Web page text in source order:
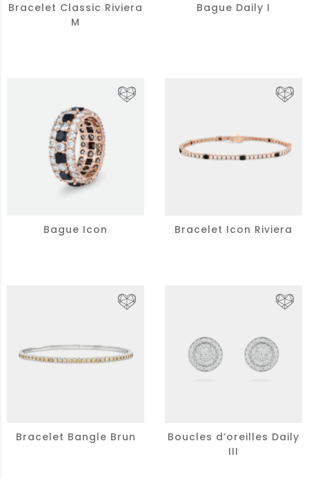
Bracelet Classic Riviera
M
Bague Daily I
Bague Icon Bracelet Icon Riviera
Bracelet Bangle Brun
Boucles d’oreilles Daily
III